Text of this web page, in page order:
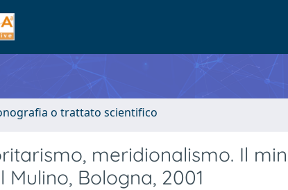
o trattato scientifico
meridionalismo. Il
Bologna, 2001